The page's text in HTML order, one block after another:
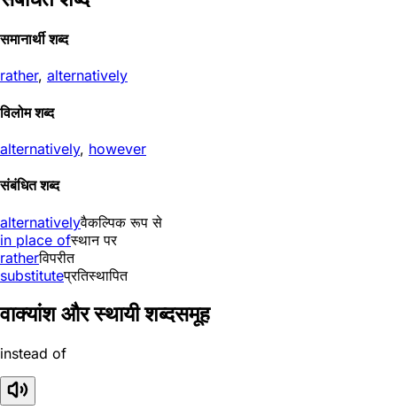
समानार्थी शब्द
rather, alternatively
विलोम शब्द
alternatively, however
संबंधित शब्द
alternativelyवैकल्पिक रूप से
in place ofस्थान पर
ratherविपरीत
substituteप्रतिस्थापित
वाक्यांश और स्थायी शब्दसमूह
instead of